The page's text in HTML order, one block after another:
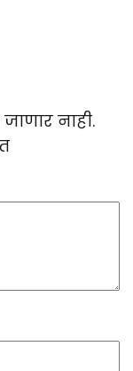
नाही.